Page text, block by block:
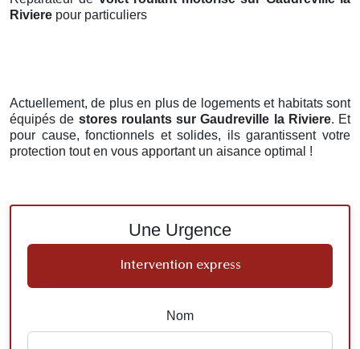
Riviere pour particuliers
Actuellement, de plus en plus de logements et habitats sont
équipés de stores roulants sur Gaudreville la Riviere. Et
pour cause, fonctionnels et solides, ils garantissent votre
protection tout en vous apportant un aisance optimal !
Une Urgence
Intervention express
Nom